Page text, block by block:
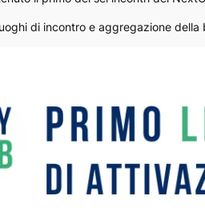
di incontro e aggregazione della